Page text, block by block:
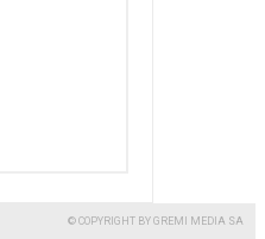
© COPYRIGHT BY GREMI MEDIA SA